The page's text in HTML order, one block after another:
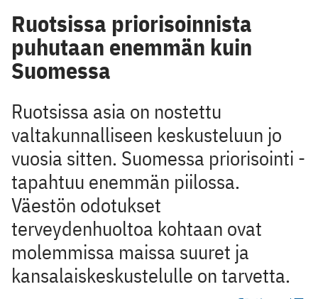
Ruotsissa priorisoinnista
puhutaan enemmän kuin
Suomessa
Ruotsissa asia on nostettu
valtakunnalliseen keskusteluun jo
vuosia sitten. Suomessa priorisointi ­
tapahtuu enemmän piilossa.
Väestön odotukset
terveydenhuoltoa kohtaan ovat
molemmissa maissa suuret ja
kansalaiskeskustelulle on tarvetta.